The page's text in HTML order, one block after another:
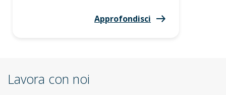
Approfondisci
Lavora con noi